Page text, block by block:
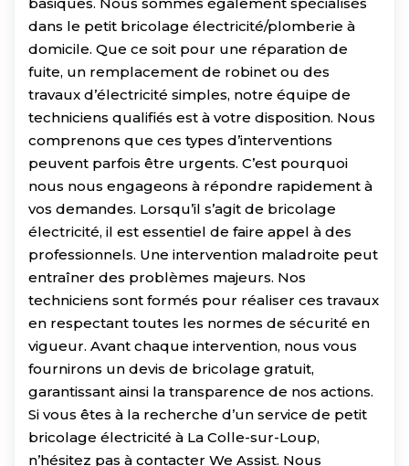
dans le petit bricolage électricité/plomberie à
domicile. Que ce soit pour une réparation de
fuite, un remplacement de robinet ou des
travaux d’électricité simples, notre équipe de
techniciens qualifiés est à votre disposition. Nous
comprenons que ces types d’interventions
peuvent parfois être urgents. C’est pourquoi
nous nous engageons à répondre rapidement à
vos demandes. Lorsqu’il s’agit de bricolage
électricité, il est essentiel de faire appel à des
professionnels. Une intervention maladroite peut
entraîner des problèmes majeurs. Nos
techniciens sont formés pour réaliser ces travaux
en respectant toutes les normes de sécurité en
vigueur. Avant chaque intervention, nous vous
fournirons un devis de bricolage gratuit,
garantissant ainsi la transparence de nos actions.
Si vous êtes à la recherche d’un service de petit
bricolage électricité à La Colle-sur-Loup,
n’hésitez pas à contacter We Assist. Nous